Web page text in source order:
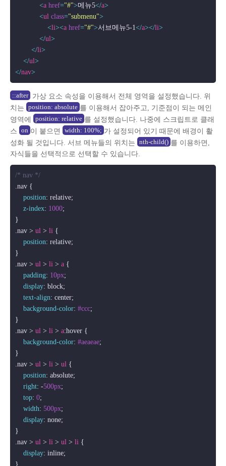
<a href="#">메뉴5</a>
<ul class="submenu">
<li><a href="#">서브메뉴5-1</a></li>
</ul>
</li>
</ul>
</nav>
::after
가상 요소 속성을 이용해서 전체 영역을 설정했습니다. 위
치는
position: absolute 를 이용해서 잡아주고, 기준점이 되는 메인
영역에
position: relative 를 설정했습니다. 나중에 스크립트로 클래
스
on 이 붙으면 width: 100%; 가 설정되어 있기 때문에 배경이 활
성화 될 것입니다. 서브 메뉴들의 위치는
nth-child() 를 이용하면,
자식들을 선택적으로 선택할 수 있습니다.
/* nav */
.nav {
position: relative;
z-index: 1000;
.nav > ul > li {
position: relative;
.nav > ul > li > a {
padding: 10px;
display: block;
text-align: center;
background-color: #ccc;
.nav > ul > li > a:hover {
background-color: #aeaeae;
.nav > ul > li > ul {
position: absolute;
right: -500px;
top: 0;
width: 500px;
display: none;
.nav > ul > li > ul > li {
display: inline;